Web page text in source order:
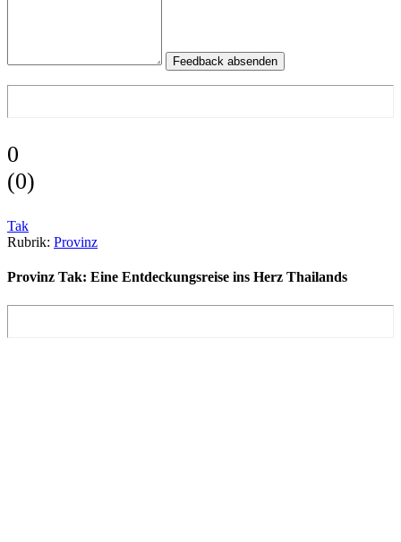
Feedback absenden
0
(0)
Tak
Rubrik: Provinz
Provinz Tak: Eine Entdeckungsreise ins Herz Thailands